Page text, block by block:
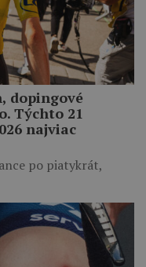
dopingové
Týchto 21
najviac
po piatykrát,